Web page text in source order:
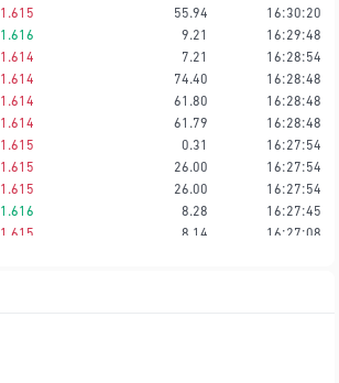
1.615
55.94
16:30:20
1.616
9.21
16:29:48
1.614
7.21
16:28:54
1.614
74.40
16:28:48
1.614
61.80
16:28:48
1.614
61.79
16:28:48
1.615
0.31
16:27:54
1.615
26.00
16:27:54
1.615
26.00
16:27:54
1.616
8.28
16:27:45
1.615
8.14
16:27:08